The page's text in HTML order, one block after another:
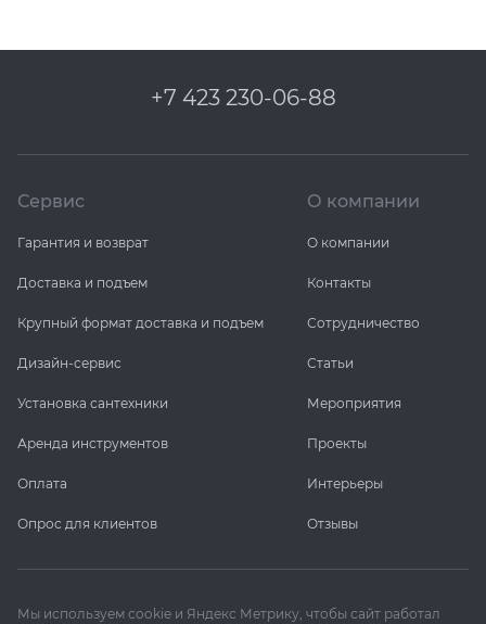
+7 423 230-06-88
Сервис
Гарантия и возврат
Доставка и подъем
Крупный формат доставка и подъем
Дизайн-сервис
Установка сантехники
Аренда инструментов
Оплата
Опрос для клиентов
О компании
О компании
Контакты
Сотрудничество
Статьи
Мероприятия
Проекты
Интерьеры
Отзывы
Мы используем cookie и Яндекс Метрику, чтобы сайт работал